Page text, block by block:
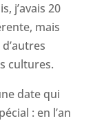
j’avais 20
mais
cultures.
date qui
: en l’an